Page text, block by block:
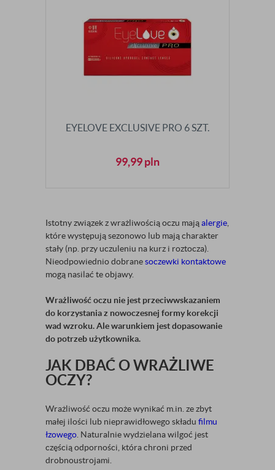
EYELOVE EXCLUSIVE PRO 6 SZT.
99,99pln
Istotny związek z wrażliwością oczu mająalergie
które występują sezonowo lub mają charakter
stały (np. przy uczuleniu na kurz i roztocza).
Nieodpowiednio dobranesoczewki kontaktowe
mogą nasilać te objawy.
Wrażliwość oczu nie jest przeciwwskazaniem
do korzystania z nowoczesnej formy korekcji
wad wzroku. Ale warunkiem jest dopasowanie
do potrzeb użytkownika.
JAK DBAĆ O WRAŻLIWE
OCZY?
Wrażliwość oczu może wynikać m.in. ze zbyt
małej ilości lub nieprawidłowego składu filmu
łzowego . Naturalnie wydzielana wilgoć jest
częścią odporności, która chroni przed
drobnoustrojami.